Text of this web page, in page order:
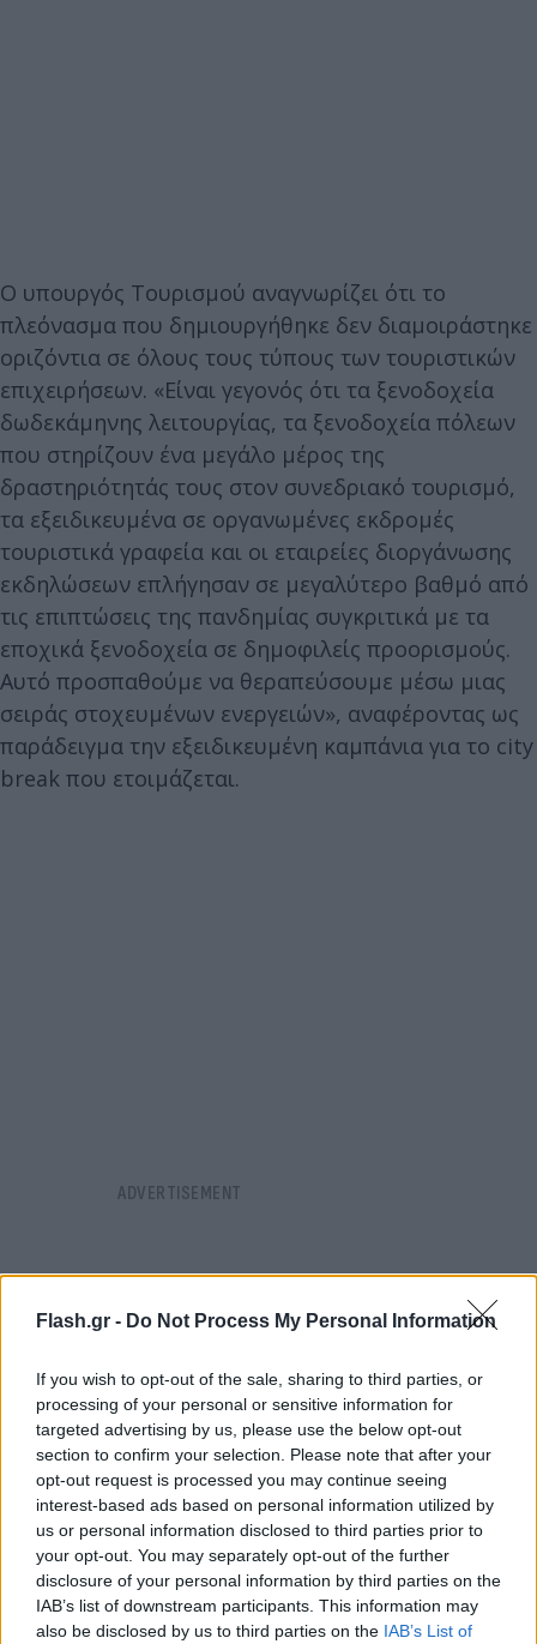
Flash.gr - Do Not Process My Personal Information
If you wish to opt-out of the sale, sharing to third parties, or
processing of your personal or sensitive information for
targeted advertising by us, please use the below opt-out
section to confirm your selection. Please note that after your
opt-out request is processed you may continue seeing
interest-based ads based on personal information utilized by
us or personal information disclosed to third parties prior to
your opt-out. You may separately opt-out of the further
disclosure of your personal information by third parties on the
IAB’s list of downstream participants. This information may
also be disclosed by us to third parties on the IAB’s List of
Ο υπουργός Τουρισμού αναγνωρίζει ότι το
πλεόνασμα που δημιουργήθηκε δεν διαμοιράστηκε
οριζόντια σε όλους τους τύπους των τουριστικών
επιχειρήσεων. «Είναι γεγονός ότι τα ξενοδοχεία
δωδεκάμηνης λειτουργίας, τα ξενοδοχεία πόλεων
που στηρίζουν ένα μεγάλο μέρος της
δραστηριότητάς τους στον συνεδριακό τουρισμό,
τα εξειδικευμένα σε οργανωμένες εκδρομές
τουριστικά γραφεία και οι εταιρείες διοργάνωσης
εκδηλώσεων επλήγησαν σε μεγαλύτερο βαθμό από
τις επιπτώσεις της πανδημίας συγκριτικά με τα
εποχικά ξενοδοχεία σε δημοφιλείς προορισμούς.
Αυτό προσπαθούμε να θεραπεύσουμε μέσω μιας
σειράς στοχευμένων ενεργειών», αναφέροντας ως
παράδειγμα την εξειδικευμένη καμπάνια για το city
break που ετοιμάζεται.
Ο κ. Κικίλιας επισημαίνει επίσης την απόφαση του